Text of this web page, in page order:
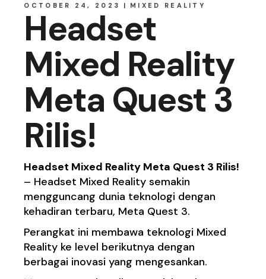
OCTOBER 24, 2023 MIXED REALITY
Headset
Mixed Reality
Meta Quest 3
Rilis!
Headset Mixed Reality Meta Quest 3 Rilis!
– Headset Mixed Reality semakin
mengguncang dunia teknologi dengan
kehadiran terbaru, Meta Quest 3.
Perangkat ini membawa teknologi Mixed
Reality ke level berikutnya dengan
berbagai inovasi yang mengesankan.